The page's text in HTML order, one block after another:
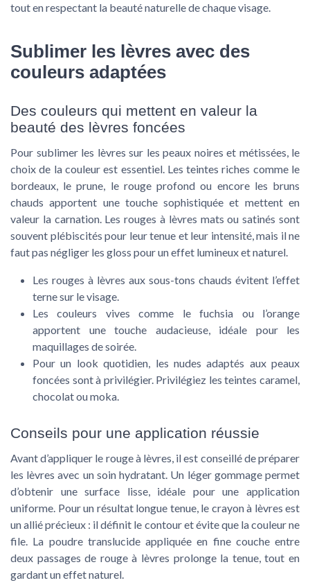
tout en respectant la beauté naturelle de chaque visage.
Sublimer les lèvres avec des
couleurs adaptées
Des couleurs qui mettent en valeur la
beauté des lèvres foncées
Pour sublimer les lèvres sur les peaux noires et métissées, le
choix de la couleur est essentiel. Les teintes riches comme le
bordeaux, le prune, le rouge profond ou encore les bruns
chauds apportent une touche sophistiquée et mettent en
valeur la carnation. Les rouges à lèvres mats ou satinés sont
souvent plébiscités pour leur tenue et leur intensité, mais il ne
faut pas négliger les gloss pour un effet lumineux et naturel.
Les rouges à lèvres aux sous-tons chauds évitent l’effet
terne sur le visage.
Les couleurs vives comme le fuchsia ou l’orange
apportent une touche audacieuse, idéale pour les
maquillages de soirée.
Pour un look quotidien, les nudes adaptés aux peaux
foncées sont à privilégier. Privilégiez les teintes caramel,
chocolat ou moka.
Conseils pour une application réussie
Avant d’appliquer le rouge à lèvres, il est conseillé de préparer
les lèvres avec un soin hydratant. Un léger gommage permet
d’obtenir une surface lisse, idéale pour une application
uniforme. Pour un résultat longue tenue, le crayon à lèvres est
un allié précieux : il définit le contour et évite que la couleur ne
file. La poudre translucide appliquée en fine couche entre
deux passages de rouge à lèvres prolonge la tenue, tout en
gardant un effet naturel.